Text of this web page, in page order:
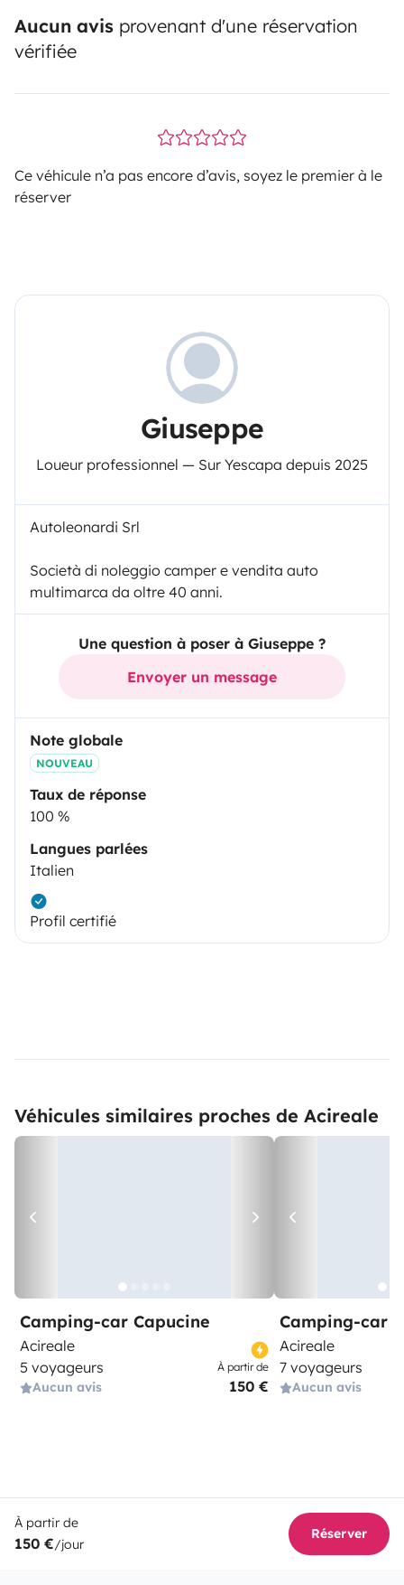
Aucun avis provenant d'une réservation
vérifiée
Ce véhicule n’a pas encore d’avis, soyez le premier à le
réserver
Giuseppe
Loueur professionnel — Sur Yescapa depuis 2025
Autoleonardi Srl
Società di noleggio camper e vendita auto
multimarca da oltre 40 anni.
Une question à poser à Giuseppe ?
Envoyer un message
Note globale
NOUVEAU
Taux de réponse
100 %
Langues parlées
Italien
Profil certifié
Véhicules similaires proches de Acireale
Camping-car Capucine
Acireale
5 voyageurs
Aucun avis
À partir de
150 €
Camping-car
Acireale
7 voyageurs
Aucun avis
À partir de
150 €/jour
Réserver